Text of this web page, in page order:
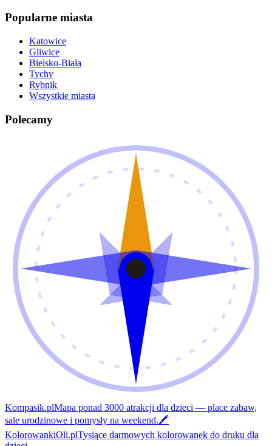
Popularne miasta
Katowice
Gliwice
Bielsko-Biała
Tychy
Rybnik
Wszystkie miasta
Polecamy
Kompasik.plMapa ponad 3000 atrakcji dla dzieci — place zabaw,
sale urodzinowe i pomysły na weekend.🖍️
KolorowankiOli.plTysiące darmowych kolorowanek do druku dla